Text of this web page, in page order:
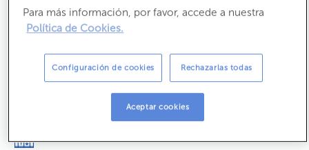
83.300 €
También en alquiler por580 €/mes
Hab. 1Baño
101,66m2construídos
Para más información, por favor, accede a nuestra
Política de Cookies.
Configuración de cookies
Aceptar cookies
Rechazarlas todas